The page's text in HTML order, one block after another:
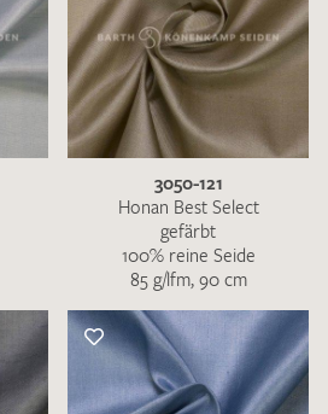
3050-121
Honan Best Select
gefärbt
100% reine Seide
85 g/lfm, 90 cm